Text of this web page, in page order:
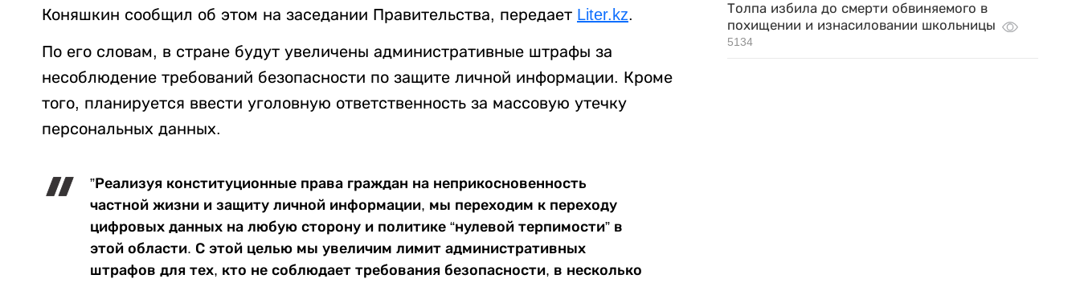
Коняшкин сообщил об этом на заседании Правительства, передает Liter.kz.
По его словам, в стране будут увеличены административные штрафы за
несоблюдение требований безопасности по защите личной информации. Кроме
того, планируется ввести уголовную ответственность за массовую утечку
персональных данных.
”Реализуя конституционные права граждан на неприкосновенность
частной жизни и защиту личной информации, мы переходим к переходу
цифровых данных на любую сторону и политике “нулевой терпимости” в
этой области. С этой целью мы увеличим лимит административных
штрафов для тех, кто не соблюдает требования безопасности, в несколько
Толпа избила до смерти обвиняемого в
похищении и изнасиловании школьницы
5134